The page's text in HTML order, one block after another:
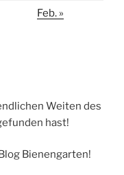
Feb. »
Weiten des
hast!
Bienengarten!